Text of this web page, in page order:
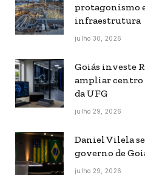
protagonismo
infraestrutura
julho 30, 2026
Goiás investe
ampliar
da UFG
julho 29, 2026
Daniel Vilela
governo de
julho 29, 2026